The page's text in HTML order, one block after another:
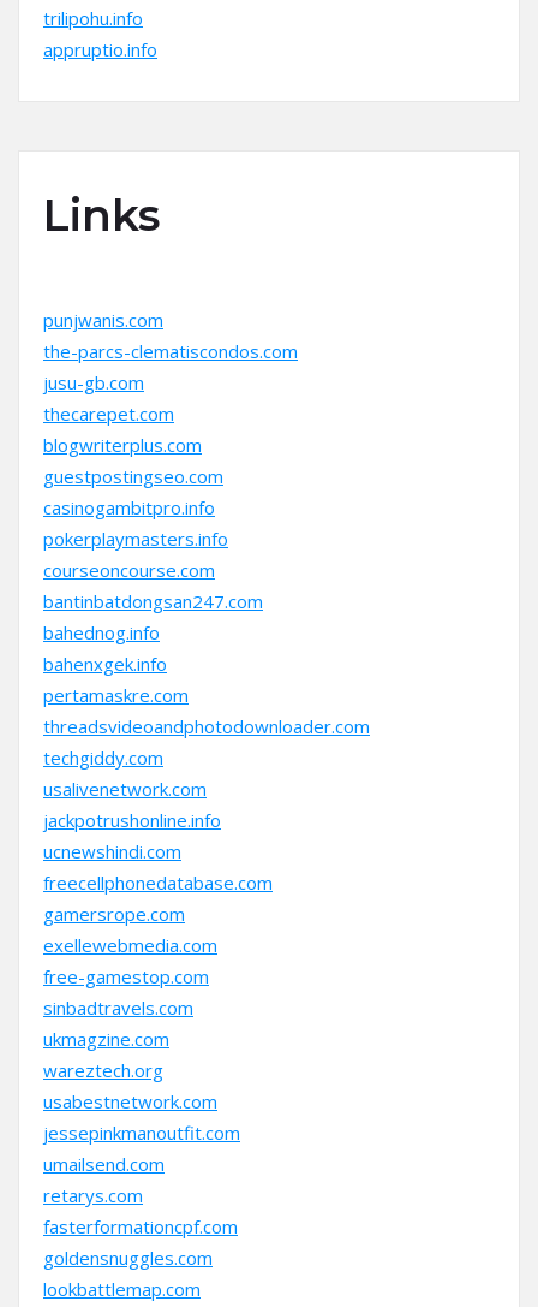
trilipohu.info
appruptio.info
Links
punjwanis.com
the-parcs-clematiscondos.com
jusu-gb.com
thecarepet.com
blogwriterplus.com
guestpostingseo.com
casinogambitpro.info
pokerplaymasters.info
courseoncourse.com
bantinbatdongsan247.com
bahednog.info
bahenxgek.info
pertamaskre.com
threadsvideoandphotodownloader.com
techgiddy.com
usalivenetwork.com
jackpotrushonline.info
ucnewshindi.com
freecellphonedatabase.com
gamersrope.com
exellewebmedia.com
free-gamestop.com
sinbadtravels.com
ukmagzine.com
wareztech.org
usabestnetwork.com
jessepinkmanoutfit.com
umailsend.com
retarys.com
fasterformationcpf.com
goldensnuggles.com
lookbattlemap.com